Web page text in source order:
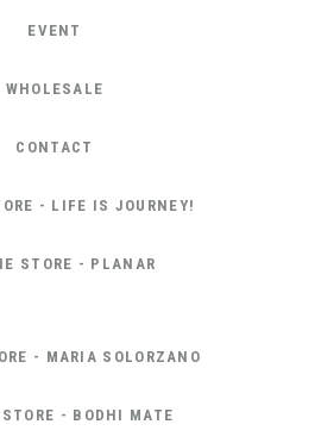
EVENT
WHOLESALE
CONTACT
- LIFE IS JOURNEY!
STORE - PLANAR
- MARIA SOLORZANO
- BODHI MATE